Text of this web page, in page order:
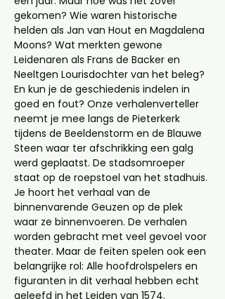
gekomen? Wie waren historische
helden als Jan van Hout en Magdalena
Moons? Wat merkten gewone
Leidenaren als Frans de Backer en
Neeltgen Lourisdochter van het beleg?
En kun je de geschiedenis indelen in
goed en fout? Onze verhalenverteller
neemt je mee langs de Pieterkerk
tijdens de Beeldenstorm en de Blauwe
Steen waar ter afschrikking een galg
werd geplaatst. De stadsomroeper
staat op de roepstoel van het stadhuis.
Je hoort het verhaal van de
binnenvarende Geuzen op de plek
waar ze binnenvoeren. De verhalen
worden gebracht met veel gevoel voor
theater. Maar de feiten spelen ook een
belangrijke rol: Alle hoofdrolspelers en
figuranten in dit verhaal hebben echt
geleefd in het Leiden van 1574.